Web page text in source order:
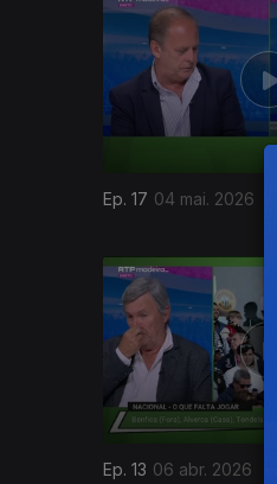
Ep. 17 04 mai. 2026
Ep. 13 06 abr. 2026
915864